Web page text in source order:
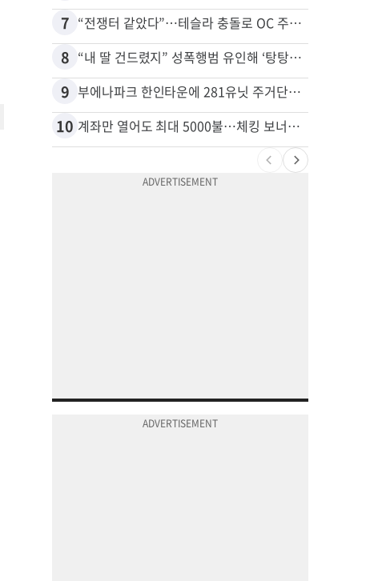
7 “전쟁터 같았다”…테슬라 충돌로 OC 주택 4채 파손
8 “내 딸 건드렸지” 성폭행범 유인해 ‘탕탕’…아빠의 복수 결말
9 부에나파크 한인타운에 281유닛 주거단지 들어선다
10 계좌만 열어도 최대 5000불…체킹 보너스 무한 경쟁